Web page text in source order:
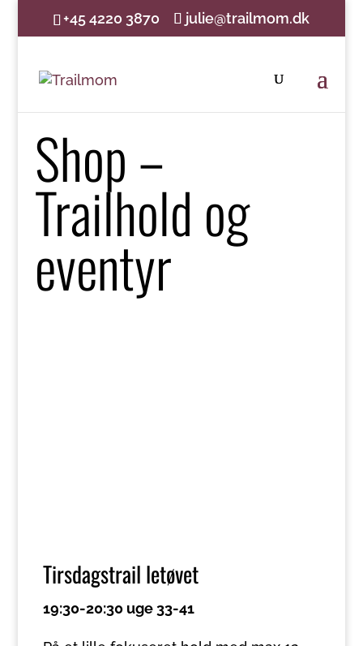
+45 4220 3870 julie@trailmom.dk
Shop –
Trailhold og
eventyr
Tirsdagstrail letøvet
19:30-20:30 uge 33-41